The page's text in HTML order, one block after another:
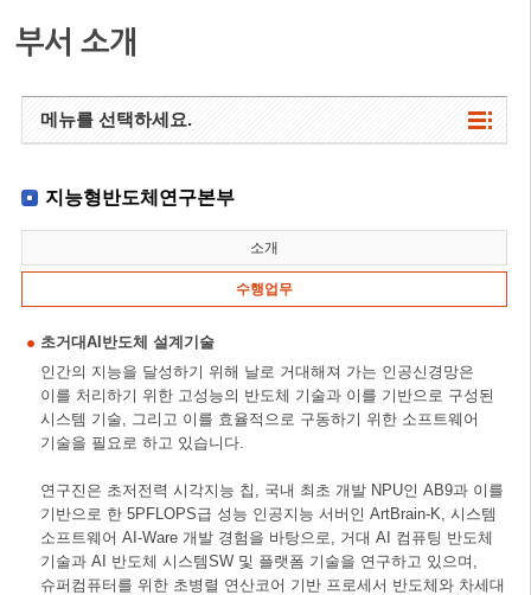
부서 소개
메뉴를 선택하세요.
지능형반도체연구본부
소개
수행업무
초거대AI반도체 설계기술
인간의 지능을 달성하기 위해 날로 거대해져 가는 인공신경망은
이를 처리하기 위한 고성능의 반도체 기술과 이를 기반으로 구성된
시스템 기술, 그리고 이를 효율적으로 구동하기 위한 소프트웨어
기술을 필요로 하고 있습니다.
연구진은 초저전력 시각지능 칩, 국내 최초 개발 NPU인 AB9과 이를
기반으로 한 5PFLOPS급 성능 인공지능 서버인 ArtBrain-K, 시스템
소프트웨어 AI-Ware 개발 경험을 바탕으로, 거대 AI 컴퓨팅 반도체
기술과 AI 반도체 시스템SW 및 플랫폼 기술을 연구하고 있으며,
슈퍼컴퓨터를 위한 초병렬 연산코어 기반 프로세서 반도체와 차세대